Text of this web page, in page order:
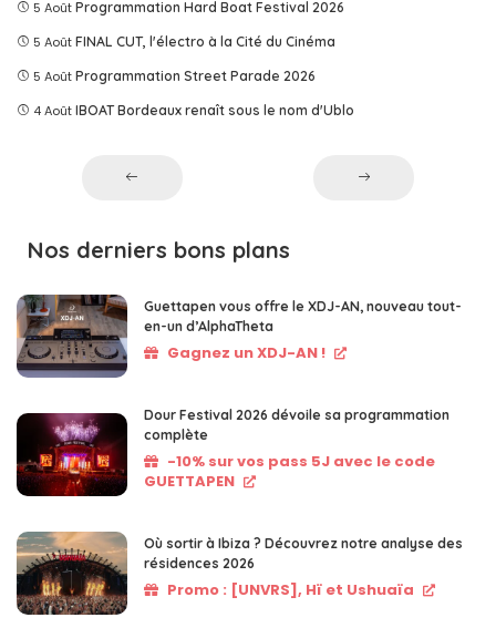
5 Août Programmation Hard Boat Festival 2026
5 Août FINAL CUT, l'électro à la Cité du Cinéma
5 Août Programmation Street Parade 2026
4 Août IBOAT Bordeaux renaît sous le nom d'Ublo
Nos derniers bons plans
Guettapen vous offre le XDJ-AN, nouveau tout-
en-un d’AlphaTheta
Gagnez un XDJ-AN !
Dour Festival 2026 dévoile sa programmation
complète
-10% sur vos pass 5J avec le code
GUETTAPEN
Où sortir à Ibiza ? Découvrez notre analyse des
résidences 2026
Promo : [UNVRS], Hï et Ushuaïa